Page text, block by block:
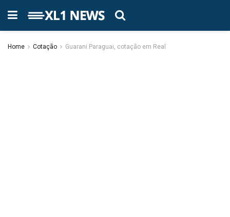
Home Cotação Guarani Paraguai, cotação em Real